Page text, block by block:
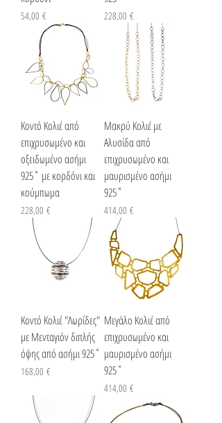
Τιμή
54,00 € Τιμή
228,00 €
Κοντό Κολιέ από
επιχρυσωμένο και
οξειδωμένο ασήμι
925˚ με κορδόνι και
κούμπωμα
Τιμή
228,00 €
Μακρύ Κολιέ με
Αλυσίδα από
επιχρυσωμένο και
μαυρισμένο ασήμι
925˚
Τιμή
414,00 €
Κοντό Κολιέ "Λωρίδες"
με Μενταγιόν διπλής
όψης από ασήμι 925˚
Τιμή
168,00 €
Μεγάλο Κολιέ από
επιχρυσωμένο και
μαυρισμένο ασήμι
925˚
Τιμή
414,00 €